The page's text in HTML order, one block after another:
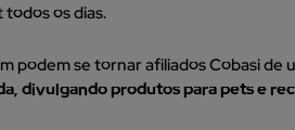
os dias.
podem se tornar afiliados Cobasi de
divulgando produtos para pets e